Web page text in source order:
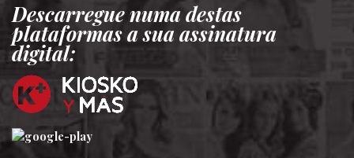
Descarregue numa destas
plataformas a sua assinatura
digital: